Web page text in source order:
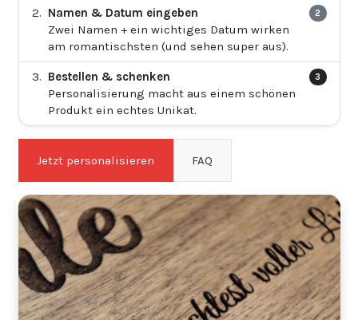
Namen & Datum eingeben
Zwei Namen + ein wichtiges Datum wirken
am romantischsten (und sehen super aus).
2
Bestellen & schenken
Personalisierung macht aus einem schönen
Produkt ein echtes Unikat.
3
Jetzt personalisieren FAQ